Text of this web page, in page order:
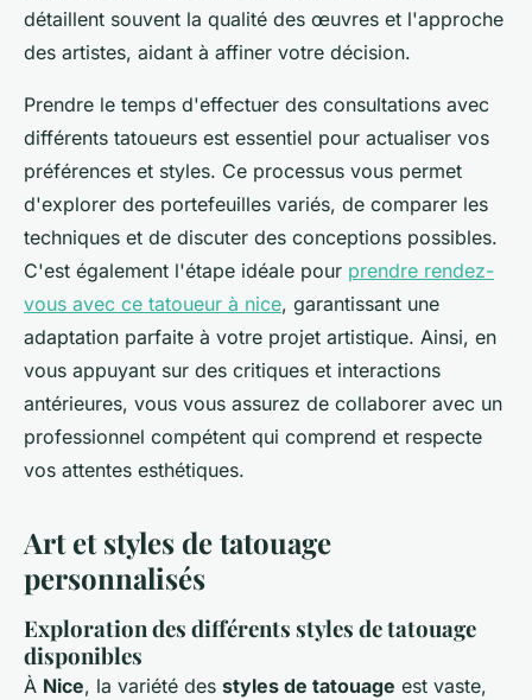
détaillent souvent la qualité des œuvres et l'approche
des artistes, aidant à affiner votre décision.
Prendre le temps d'effectuer des consultations avec
différents tatoueurs est essentiel pour actualiser vos
préférences et styles. Ce processus vous permet
d'explorer des portefeuilles variés, de comparer les
techniques et de discuter des conceptions possibles.
C'est également l'étape idéale pour prendre rendez-
vous avec ce tatoueur à nice, garantissant une
adaptation parfaite à votre projet artistique. Ainsi, en
vous appuyant sur des critiques et interactions
antérieures, vous vous assurez de collaborer avec un
professionnel compétent qui comprend et respecte
vos attentes esthétiques.
Art et styles de tatouage
personnalisés
Exploration des différents styles de tatouage
disponibles
À Nice, la variété des styles de tatouage est vaste,